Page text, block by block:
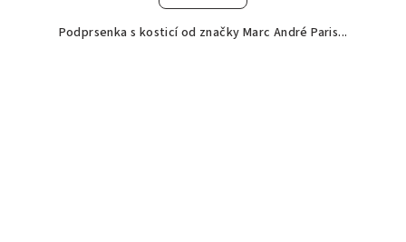
Podprsenka s kosticí od značky Marc André Paris...